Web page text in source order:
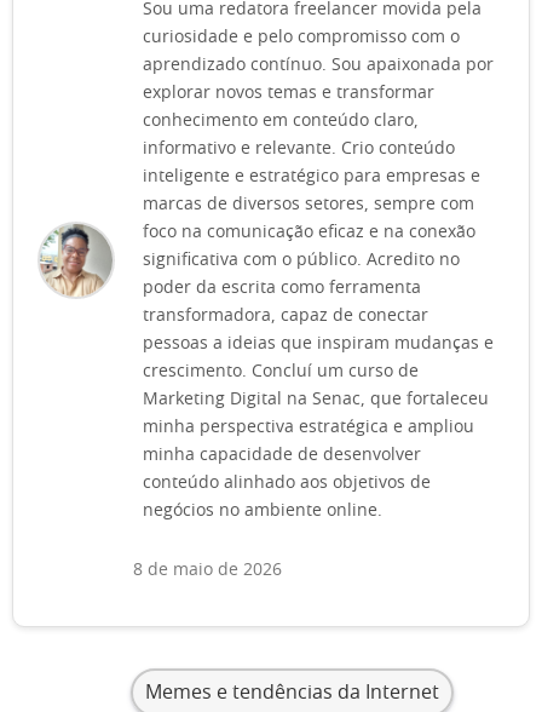
Sou uma redatora freelancer movida pela
curiosidade e pelo compromisso com o
aprendizado contínuo. Sou apaixonada por
explorar novos temas e transformar
conhecimento em conteúdo claro,
informativo e relevante. Crio conteúdo
inteligente e estratégico para empresas e
marcas de diversos setores, sempre com
foco na comunicação eficaz e na conexão
significativa com o público. Acredito no
poder da escrita como ferramenta
transformadora, capaz de conectar
pessoas a ideias que inspiram mudanças e
crescimento. Concluí um curso de
Marketing Digital na Senac, que fortaleceu
minha perspectiva estratégica e ampliou
minha capacidade de desenvolver
conteúdo alinhado aos objetivos de
negócios no ambiente online.
8 de maio de 2026
Memes e tendências da Internet